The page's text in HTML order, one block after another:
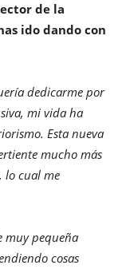
de la
ido dando con
dedicarme por
mi vida ha
Esta nueva
mucho más
lo cual me
muy pequeña
cosas